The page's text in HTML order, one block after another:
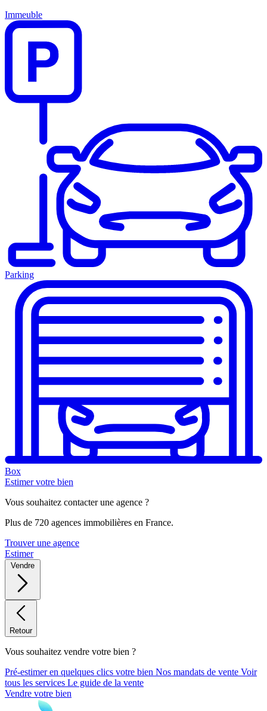
Immeuble
Parking
Box
Estimer votre bien
Vous souhaitez contacter une agence ?
Plus de 720 agences immobilières en France.
Trouver une agence
Estimer
Vendre
Retour
Vous souhaitez vendre votre bien ?
Pré-estimer en quelques clics votre bien Nos mandats de vente Voir
tous les services Le guide de la vente
Vendre votre bien